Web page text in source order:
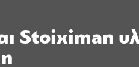
Stoiximan